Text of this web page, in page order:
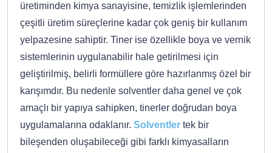
üretiminden kimya sanayisine, temizlik işlemlerinden
çeşitli üretim süreçlerine kadar çok geniş bir kullanım
yelpazesine sahiptir. Tiner ise özellikle boya ve vernik
sistemlerinin uygulanabilir hale getirilmesi için
geliştirilmiş, belirli formüllere göre hazırlanmış özel bir
karışımdır. Bu nedenle solventler daha genel ve çok
amaçlı bir yapıya sahipken, tinerler doğrudan boya
uygulamalarına odaklanır. Solventler tek bir
bileşenden oluşabileceği gibi farklı kimyasalların